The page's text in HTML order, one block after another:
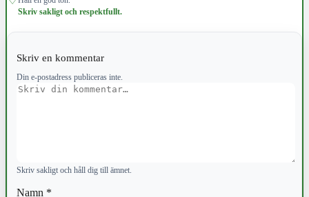
Skriv sakligt och respektfullt.
Skriv en kommentar
Din e-postadress publiceras inte.
Kommentar
Skriv sakligt och håll dig till ämnet.
Namn *